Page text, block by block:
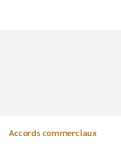
Accords commerciaux